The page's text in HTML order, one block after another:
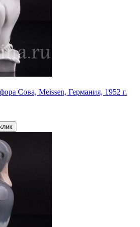
Сова, Meissen, Германия, 1952 г.